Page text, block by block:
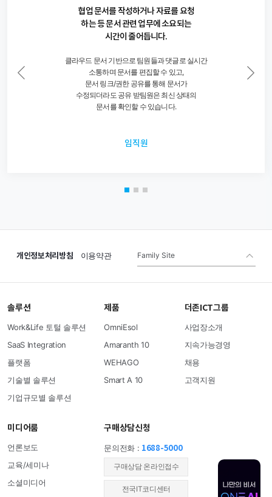
협업 문서를 작성하거나 자료를 요청
하는 등 문서 관련 업무에 소요되는
시간이 줄어듭니다.
클라우드 문서 기반으로 팀원들과 댓글로 실시간
소통하며 문서를 편집할 수 있고,
문서 링크/권한 공유를 통해 문서가
수정되더라도 공유 받팀원은 최신 상태의
문서를 확인할 수 있습니다.
임직원
개인정보처리방침 이용약관 Family Site
솔루션
Work&Life 토털 솔루션
SaaS Integration
플랫폼
기술별 솔루션
기업규모별 솔루션
제품
OmniEsol
Amaranth 10
WEHAGO
Smart A 10
더존ICT그룹
사업장소개
지속가능경영
채용
고객지원
미디어룸
언론보도
교육/세미나
소셜미디어
구매상담신청
문의전화 : 1688-5000
​구매상담 온라인접수
전국IT코디센터